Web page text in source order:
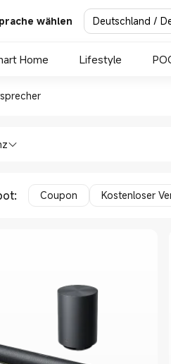
wählen Deutschland /
Home Lifestyle
: Coupon Kostenloser